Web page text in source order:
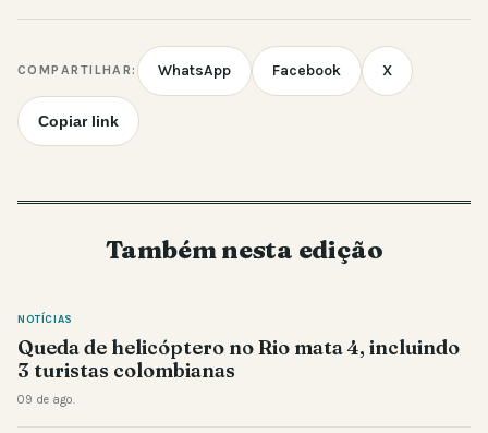
COMPARTILHAR: WhatsApp Facebook X
Copiar link
Também nesta edição
NOTÍCIAS
Queda de helicóptero no Rio mata 4, incluindo
3 turistas colombianas
09 de ago.